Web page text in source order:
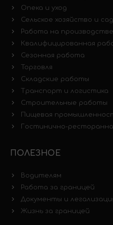
Опека и уход
Сельское хозяйство и
Работа на производстве
Квалифицированная
Сезонная работа
Торговля
Складские работы
Транспорт и логистика
Строительные работы
Пищевая
Гостинично-
ПОЛЕЗНОЕ
Водителям
Работа за границей
Документы и
Жизнь за границей